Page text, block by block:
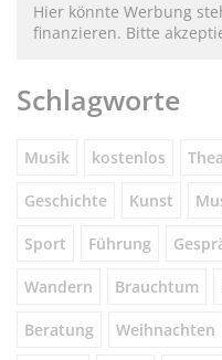
Hier könnte Werbung
finanzieren. Bitte
Schlagworte
Musik kostenlos
Geschichte Kunst
Sport Führung
Wandern Brauchtum
Beratung Weihnachten